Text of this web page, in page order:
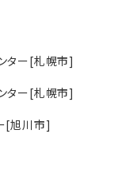
ター[札幌市]
ター[札幌市]
[旭川市]